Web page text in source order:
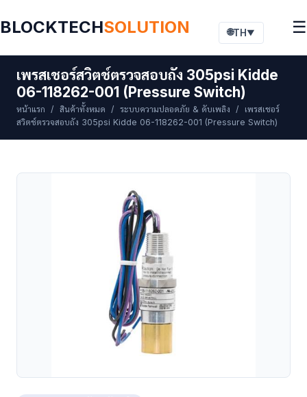
BLOCKTECHSOLUTION 🌐TH ▼ ☰
เพรสเชอร์สวิตช์ตรวจสอบถัง 305psi Kidde
06-118262-001 (Pressure Switch)
หน้าแรก / สินค้าทั้งหมด / ระบบความปลอดภัย & ดับเพลิง / เพรสเชอร์
สวิตช์ตรวจสอบถัง 305psi Kidde 06-118262-001 (Pressure Switch)